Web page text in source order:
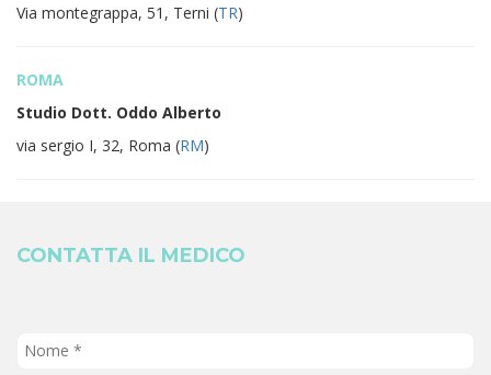
Via montegrappa, 51, Terni (TR)
ROMA
Studio Dott. Oddo Alberto
via sergio I, 32, Roma (RM)
CONTATTA IL MEDICO